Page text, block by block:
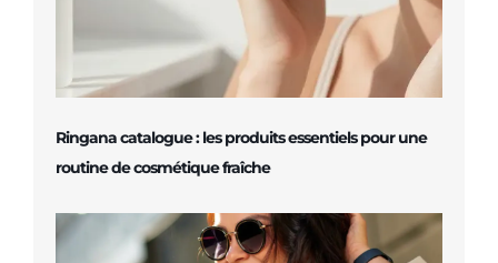
Ringana catalogue : les produits essentiels pour une
routine de cosmétique fraîche